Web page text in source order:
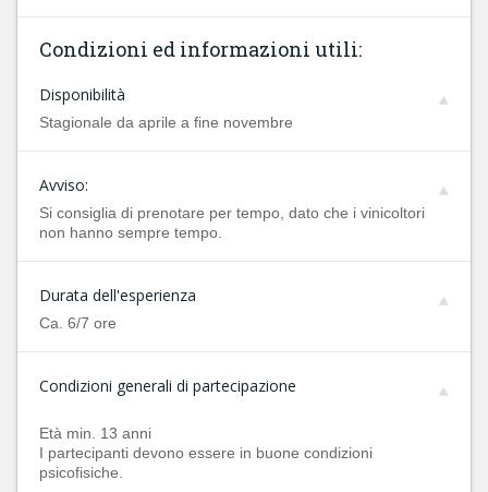
Condizioni ed informazioni utili:
Disponibilità
Stagionale da aprile a fine novembre
Avviso:
Si consiglia di prenotare per tempo, dato che i vinicoltori
non hanno sempre tempo.
Durata dell'esperienza
Ca. 6/7 ore
Condizioni generali di partecipazione
Età min. 13 anni
I partecipanti devono essere in buone condizioni
psicofisiche.